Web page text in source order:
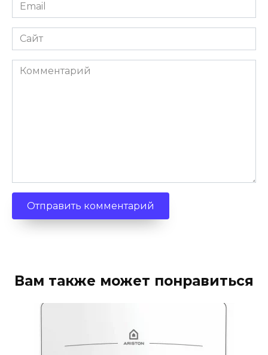
Сайт
Комментарий
Вам также может понравиться